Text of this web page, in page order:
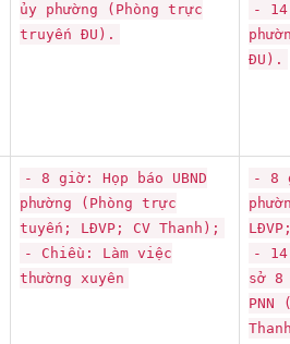
ủy phường (Phòng trực
truyến ĐU).
-
ĐU).
- 8 giờ: Họp báo UBND
phường (Phòng trực
tuyến; LĐVP; CV Thanh);
- Chiều: Làm việc
thường xuyên
- 8
-
sở 8
PNN